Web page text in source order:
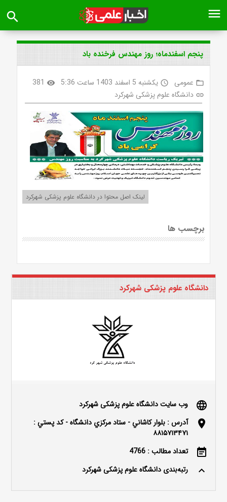
menu
search
پنجم اسفندماه؛ روز مهندس فرخنده باد
folder_open عمومی access_time یکشنبه 5 اسفند 1403 ساعت 5:36 visibility
381
link دانشگاه علوم پزشکی شهرکرد
لینک اصل محتوا در دانشگاه علوم پزشکی شهرکرد
برچسب ها
دانشگاه علوم پزشکی شهرکرد
language وب سایت دانشگاه علوم پزشکی شهرکرد
location_on
آدرس : بلوار كاشاني - ستاد مركزي دانشگاه - كد پستي :
۸۸۱۵۷۱۳۴۷۱
event_note تعداد مطالب : 4766
keyboard_arrow_up رتبه‌بندی دانشگاه علوم پزشکی شهرکرد